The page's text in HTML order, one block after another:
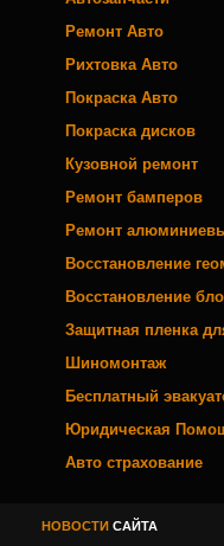
Ремонт Авто
Рихтовка Авто
Покраска Авто
Покраска дисков
Кузовной ремонт
Ремонт бамперов
Ремонт
Восстановление
Восстановление
Защитная пленка
Шиномонтаж
Бесплатный
Юридическая
Авто страхование
НОВОСТИ САЙТА